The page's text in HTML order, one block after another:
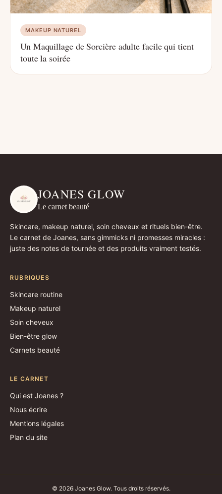
MAKEUP NATUREL
Un Maquillage de Sorcière adulte facile qui tient
toute la soirée
JOANES GLOW
Le carnet beauté
Skincare, makeup naturel, soin cheveux et rituels bien-être.
Le carnet de Joanes, sans gimmicks ni promesses miracles :
juste des notes de tournée et des produits vraiment testés.
RUBRIQUES
Skincare routine
Makeup naturel
Soin cheveux
Bien-être glow
Carnets beauté
LE CARNET
Qui est Joanes ?
Nous écrire
Mentions légales
Plan du site
© 2026 Joanes Glow. Tous droits réservés.